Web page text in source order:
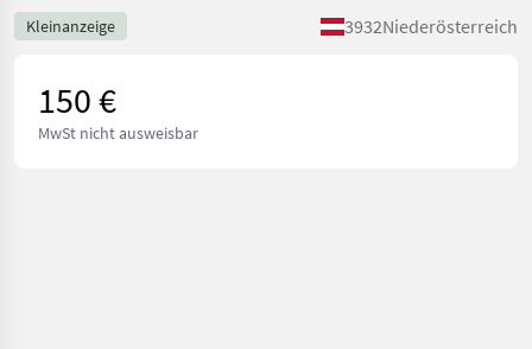
Kleinanzeige 3932Niederösterreich
150 €
MwSt nicht ausweisbar